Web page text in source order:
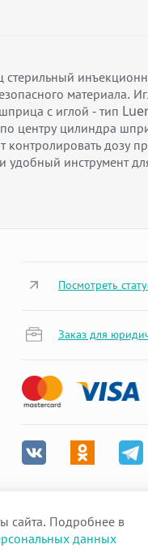
стерильный
материала.
с иглой - тип
центру цилиндра
дозу
удобный инструмент
Посмотреть
Заказ для
сайта. Подробнее в
данных